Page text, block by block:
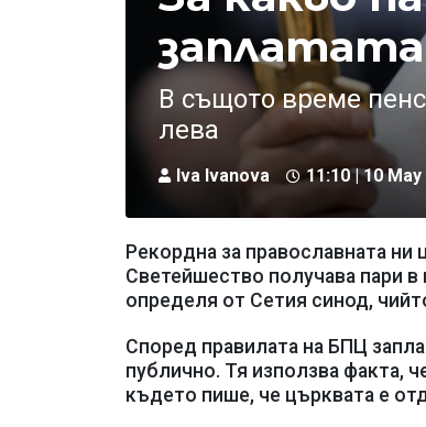
заплатата
В същото време
лева
Iva Ivanova 11:10 | 10 May
Рекордна за православната ни
Светейшество получава пари
определя от Сетия синод,
Според правилата на БПЦ
публично. Тя използва факта,
където пише, че църквата е